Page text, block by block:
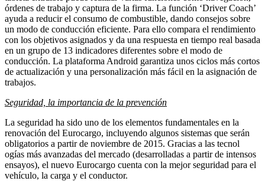
órdenes de trabajo y captura de la firma. La función ‘Driver Coach’
ayuda a reducir el consumo de combustible, dando consejos sobre
un modo de conducción eficiente. Para ello compara el rendimiento
con los objetivos asignados y da una respuesta en tiempo real basada
en un grupo de 13 indicadores diferentes sobre el modo de
conducción. La plataforma Android garantiza unos ciclos más cortos
de actualización y una personalización más fácil en la asignación de
trabajos.
Seguridad, la importancia de la prevención
La seguridad ha sido uno de los elementos fundamentales en la
renovación del Eurocargo, incluyendo algunos sistemas que serán
obligatorios a partir de noviembre de 2015. Gracias a las tecnol
ogías más avanzadas del mercado (desarrolladas a partir de intensos
ensayos), el nuevo Eurocargo cuenta con la mejor seguridad para el
vehículo, la carga y el conductor.